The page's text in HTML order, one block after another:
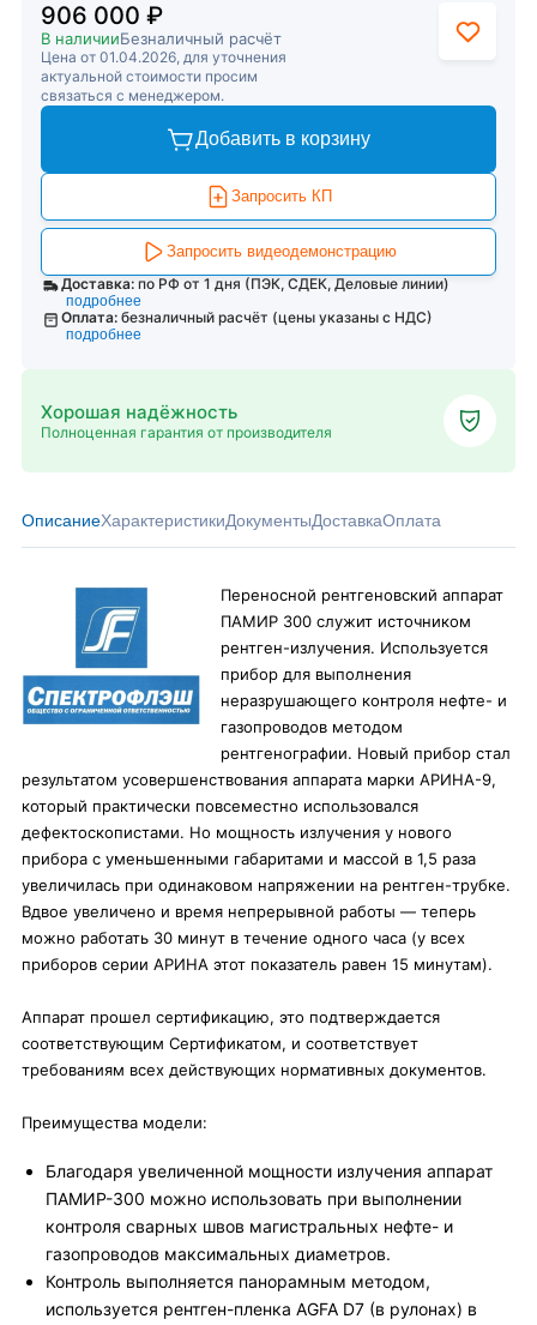
906 000 ₽
В наличииБезналичный расчёт
Цена от 01.04.2026, для уточнения
актуальной стоимости просим
связаться с менеджером.
Добавить в корзину
Запросить КП
Запросить видеодемонстрацию
Доставка: по РФ от 1 дня (ПЭК, СДЕК, Деловые линии)
подробнее
Оплата: безналичный расчёт (цены указаны с НДС)
подробнее
Хорошая надёжность
Полноценная гарантия от производителя
ОписаниеХарактеристикиДокументыДоставкаОплата
Переносной рентгеновский аппарат
ПАМИР 300 служит источником
рентген-излучения. Используется
прибор для выполнения
неразрушающего контроля нефте- и
газопроводов методом
рентгенографии. Новый прибор стал
результатом усовершенствования аппарата марки АРИНА-9,
который практически повсеместно использовался
дефектоскопистами. Но мощность излучения у нового
прибора с уменьшенными габаритами и массой в 1,5 раза
увеличилась при одинаковом напряжении на рентген-трубке.
Вдвое увеличено и время непрерывной работы — теперь
можно работать 30 минут в течение одного часа (у всех
приборов серии АРИНА этот показатель равен 15 минутам).
Аппарат прошел сертификацию, это подтверждается
соответствующим Сертификатом, и соответствует
требованиям всех действующих нормативных документов.
Преимущества модели:
Благодаря увеличенной мощности излучения аппарат
ПАМИР-300 можно использовать при выполнении
контроля сварных швов магистральных нефте- и
газопроводов максимальных диаметров.
Контроль выполняется панорамным методом,
используется рентген-пленка AGFA D7 (в рулонах) в